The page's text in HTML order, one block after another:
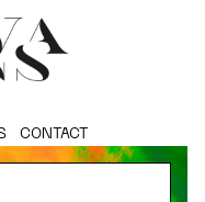
CONTACT